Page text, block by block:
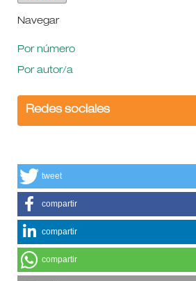
Navegar
Por número
Por autor/a
Redes sociales
tweet
compartir
compartir
compartir